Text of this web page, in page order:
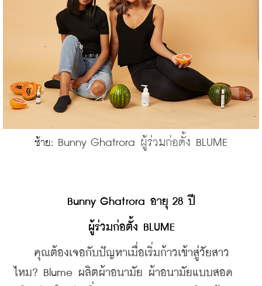
ซ้าย: Bunny Ghatrora ผู้ร่วมก่อตั้ง BLUME
Bunny Ghatrora อายุ 28 ปี
ผู้ร่วมก่อตั้ง BLUME
คุณต้องเจอกับปัญหาเมื่อเริ่มก้าวเข้าสู่วัยสาว
ไหม? Blume ผลิตผ้าอนามัย ผ้าอนามัยแบบสอด